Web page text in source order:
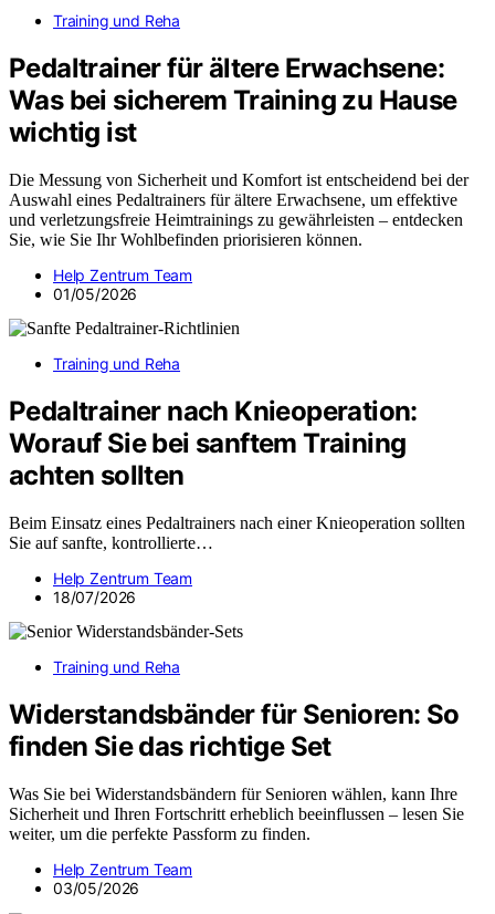
Training und Reha
Pedaltrainer für ältere Erwachsene:
Was bei sicherem Training zu Hause
wichtig ist
Die Messung von Sicherheit und Komfort ist entscheidend bei der
Auswahl eines Pedaltrainers für ältere Erwachsene, um effektive
und verletzungsfreie Heimtrainings zu gewährleisten – entdecken
Sie, wie Sie Ihr Wohlbefinden priorisieren können.
Help Zentrum Team
01/05/2026
Training und Reha
Pedaltrainer nach Knieoperation:
Worauf Sie bei sanftem Training
achten sollten
Beim Einsatz eines Pedaltrainers nach einer Knieoperation sollten
Sie auf sanfte, kontrollierte…
Help Zentrum Team
18/07/2026
Training und Reha
Widerstandsbänder für Senioren: So
finden Sie das richtige Set
Was Sie bei Widerstandsbändern für Senioren wählen, kann Ihre
Sicherheit und Ihren Fortschritt erheblich beeinflussen – lesen Sie
weiter, um die perfekte Passform zu finden.
Help Zentrum Team
03/05/2026